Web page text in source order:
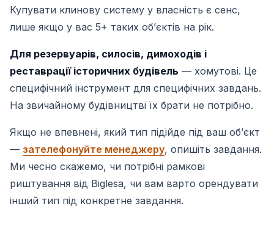
Купувати клинову систему у власність є сенс,
лише якщо у вас 5+ таких обʼєктів на рік.
Для резервуарів, силосів, димоходів і
реставрації історичних будівель — хомутові. Це
специфічний інструмент для специфічних завдань.
На звичайному будівництві їх брати не потрібно.
Якщо не впевнені, який тип підійде під ваш обʼєкт
— зателефонуйте менеджеру, опишіть завдання.
Ми чесно скажемо, чи потрібні рамкові
риштування від Biglesa, чи вам варто орендувати
інший тип під конкретне завдання.